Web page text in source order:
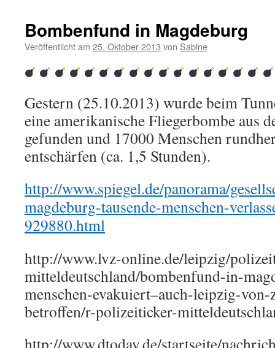
Bombenfund in Magdeburg
Veröffentlicht am 25. Oktober 2013 von Sabine
Gestern (25.10.2013) wurde beim
eine amerikanische Fliegerbombe aus
gefunden und 17000 Menschen
entschärfen (ca. 1,5 Stunden).
http://www.spiegel.de/panorama/
magdeburg-tausende-menschen-
929880.html
http://www.lvz-online.de/leipzig/
mitteldeutschland/bombenfund-in-
menschen-evakuiert–auch-leipzig-von-
betroffen/r-polizeiticker-
http://www.dtoday.de/startseite/